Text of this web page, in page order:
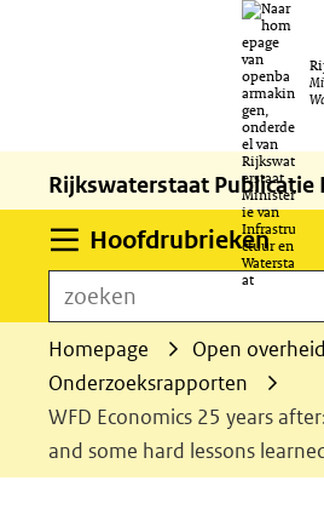
de
Rijkswaterstaat Publicatie
Hoofdrubrieken
zoeken
Homepage
Open overheid
Onderzoeksrapporten
WFD Economics 25 years
and some hard lessons